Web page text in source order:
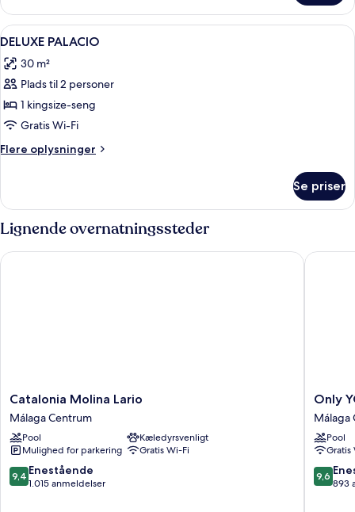
Deluxe
Indlæs
alle
billeder
af
DELUXE
PALACIO
Et hotelværelse med en seng, et
2
DELUXE PALACIO
30 m²
Plads til 2 personer
1 kingsize-seng
Gratis Wi-Fi
Flere oplysninger
Flere
PALACIO
Se priser
Lignende overnatningssteder
Catalonia
Molina
Lario
Málaga
Centrum
Catalonia Molina Lario
Málaga Centrum
Pool
Kæledyrsvenligt
Mulighed for parkering
Gratis Wi-Fi
9.4
ud
9,4 Enestående
1.015 anmeldelser
Catalonia Molina Lario
Only
YOU
Hotel
Malaga
Málaga
Only
Málaga
Pool
Gratis
9.6
ud
9,6
893
Only